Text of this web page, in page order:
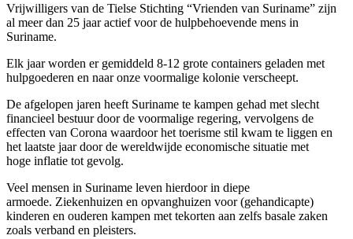
Vrijwilligers van de Tielse Stichting “Vrienden van Suriname” zijn
al meer dan 25 jaar actief voor de hulpbehoevende mens in
Suriname.
Elk jaar worden er gemiddeld 8-12 grote containers geladen met
hulpgoederen en naar onze voormalige kolonie verscheept.
De afgelopen jaren heeft Suriname te kampen gehad met slecht
financieel bestuur door de voormalige regering, vervolgens de
effecten van Corona waardoor het toerisme stil kwam te liggen en
het laatste jaar door de wereldwijde economische situatie met
hoge inflatie tot gevolg.
Veel mensen in Suriname leven hierdoor in diepe
armoede. Ziekenhuizen en opvanghuizen voor (gehandicapte)
kinderen en ouderen kampen met tekorten aan zelfs basale zaken
zoals verband en pleisters.